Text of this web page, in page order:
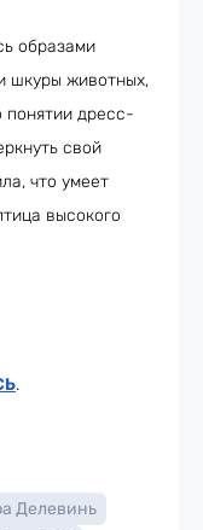
образами
шкуры животных,
понятии дресс-
свой
что умеет
высокого
.
Делевинь